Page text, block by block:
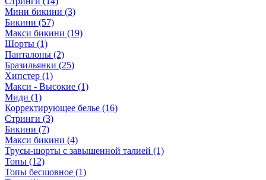
Мини бикини (3)
Бикини (57)
Макси бикини (19)
Шорты (1)
Панталоны (2)
Бразильянки (25)
Хипстер (1)
Макси - Высокие (1)
Миди (1)
Корректирующее белье (16)
Стринги (3)
Бикини (7)
Макси бикини (4)
Трусы-шорты с завышенной талией (1)
Топы (12)
Топы бесшовное (1)